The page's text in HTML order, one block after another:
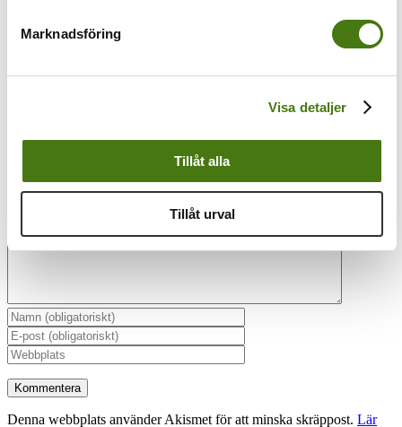
Marknadsföring
Visa detaljer
Tillåt alla
Tillåt urval
Lämna en kommentar
Kommentar
Denna webbplats använder Akismet för att minska skräppost. Lär